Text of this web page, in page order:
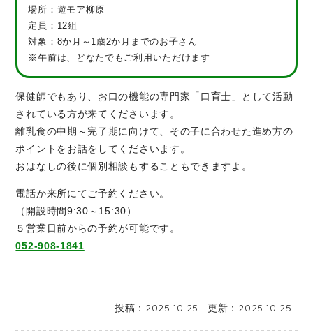
場所：遊モア柳原
定員：12組
対象：8か月～1歳2か月までのお子さん
※午前は、どなたでもご利用いただけます
保健師でもあり、お口の機能の専門家「口育士」として活動
されている方が来てくださいます。
離乳食の中期～完了期に向けて、その子に合わせた進め方の
ポイントをお話をしてくださいます。
おはなしの後に個別相談もすることもできますよ。
電話か来所にてご予約ください。
（開設時間9:30～15:30）
５営業日前からの予約が可能です。
052-908-1841
投稿： 2025.10.25 更新： 2025.10.25